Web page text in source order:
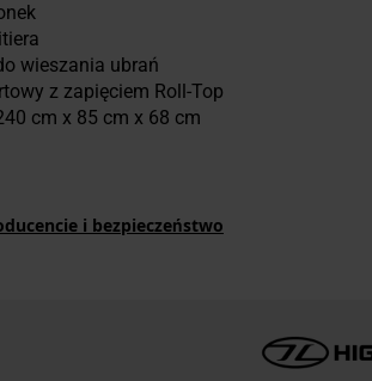
wieszania ubrań
z zapięciem Roll-Top
cm x 85 cm x 68 cm
i bezpieczeństwo